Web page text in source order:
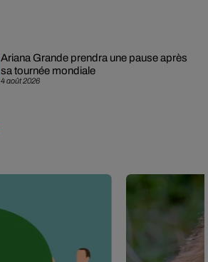
4 août 2026
Ariana Grande prendra une pause après
sa tournée mondiale